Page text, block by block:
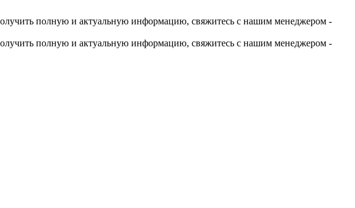
полную и актуальную информацию, свяжитесь с нашим менеджером -
полную и актуальную информацию, свяжитесь с нашим менеджером -